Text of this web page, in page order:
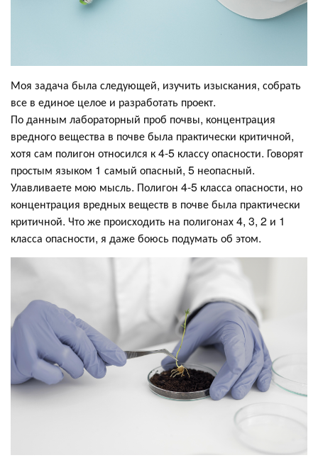
Моя задача была следующей, изучить изыскания, собрать
все в единое целое и разработать проект.
По данным лабораторный проб почвы, концентрация
вредного вещества в почве была практически критичной,
хотя сам полигон относился к 4-5 классу опасности. Говорят
простым языком 1 самый опасный, 5 неопасный.
Улавливаете мою мысль. Полигон 4-5 класса опасности, но
концентрация вредных веществ в почве была практически
критичной. Что же происходить на полигонах 4, 3, 2 и 1
класса опасности, я даже боюсь подумать об этом.